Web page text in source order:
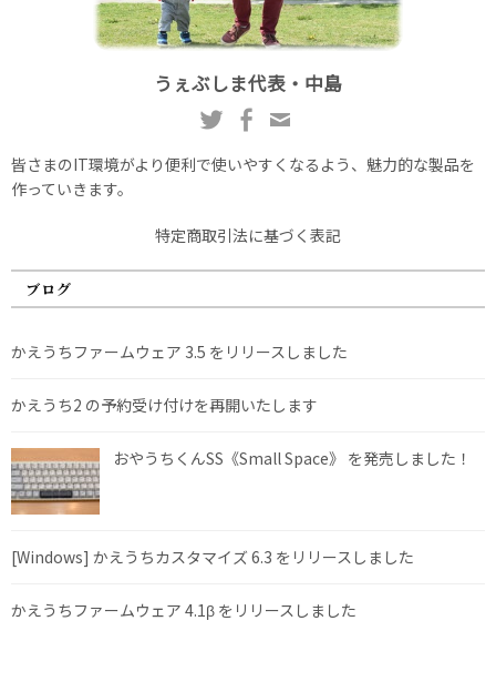
うぇぶしま代表・中島
皆さまのIT環境がより便利で使いやすくなるよう、魅力的な製品を
作っていきます。
特定商取引法に基づく表記
ブログ
かえうちファームウェア 3.5 をリリースしました
かえうち2 の予約受け付けを再開いたします
おやうちくんSS《Small Space》 を発売しました！
[Windows] かえうちカスタマイズ 6.3 をリリースしました
かえうちファームウェア 4.1β をリリースしました